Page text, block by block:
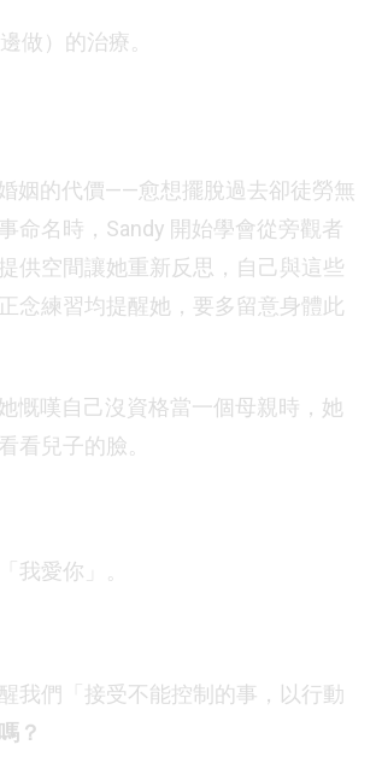
做）的治療。
姻的代價——愈想擺脫過去卻徒勞無
命名時，Sandy 開始學會從旁觀者
供空間讓她重新反思，自己與這些
念練習均提醒她，要多留意身體此
慨嘆自己沒資格當一個母親時，她
看兒子的臉。
我愛你」。
我們「接受不能控制的事，以行動
？